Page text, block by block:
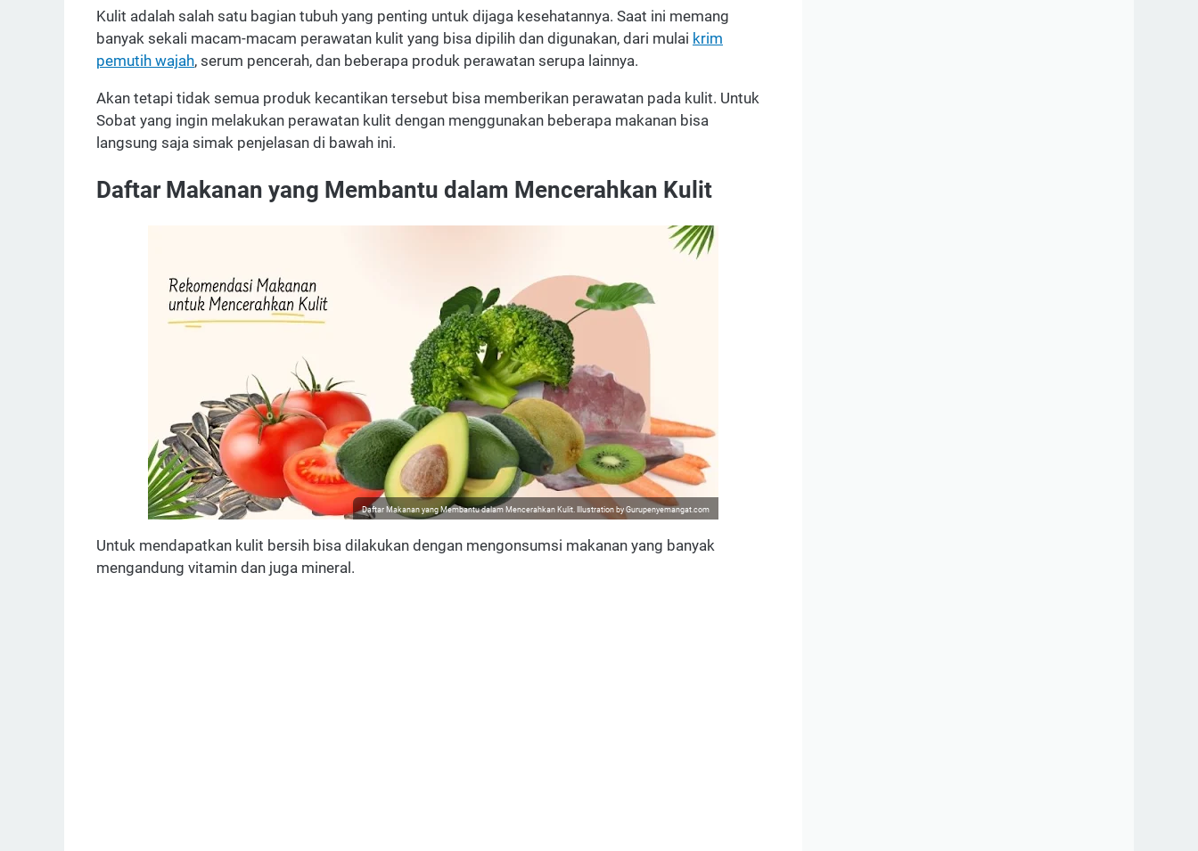
Kulit adalah salah satu bagian tubuh yang penting untuk dijaga kesehatannya. Saat ini memang
banyak sekali macam-macam perawatan kulit yang bisa dipilih dan digunakan, dari mulai krim
pemutih wajah, serum pencerah, dan beberapa produk perawatan serupa lainnya.
Akan tetapi tidak semua produk kecantikan tersebut bisa memberikan perawatan pada kulit. Untuk
Sobat yang ingin melakukan perawatan kulit dengan menggunakan beberapa makanan bisa
langsung saja simak penjelasan di bawah ini.
Daftar Makanan yang Membantu dalam Mencerahkan Kulit
Daftar Makanan yang Membantu dalam Mencerahkan Kulit. Illustration by Gurupenyemangat.com
Untuk mendapatkan kulit bersih bisa dilakukan dengan mengonsumsi makanan yang banyak
mengandung vitamin dan juga mineral.